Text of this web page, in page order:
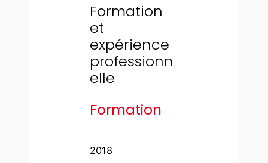
Formation
et
expérience
professionn
elle
Formation
2018